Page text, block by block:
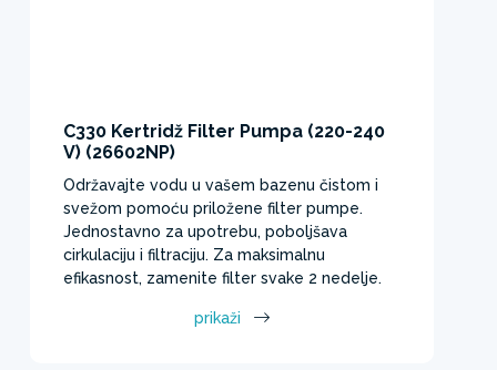
C330 Kertridž Filter Pumpa (220-240
V) (26602NP)
Održavajte vodu u vašem bazenu čistom i
svežom pomoću priložene filter pumpe.
Jednostavno za upotrebu, poboljšava
cirkulaciju i filtraciju. Za maksimalnu
efikasnost, zamenite filter svake 2 nedelje.
prikaži